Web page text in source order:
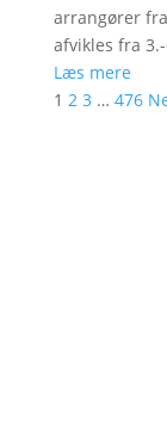
arrangører
afvikles fra
Læs mere
1 2 3 … 476